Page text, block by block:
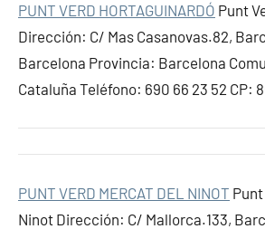
PUNT VERD HORTAGUINARDÓ Punt
Dirección: C/ Mas Casanovas.82,
Barcelona Provincia: Barcelona
Cataluña Teléfono: 690 66 23 52 CP:
PUNT VERD MERCAT DEL NINOT
Ninot Dirección: C/ Mallorca.133,